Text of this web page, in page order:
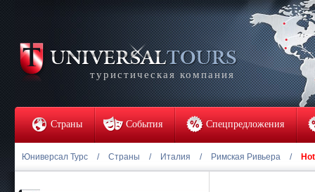
туристическая компания
Страны События Спецпредложения
Юниверсал Турс / Страны / Италия / Римская Ривьера /